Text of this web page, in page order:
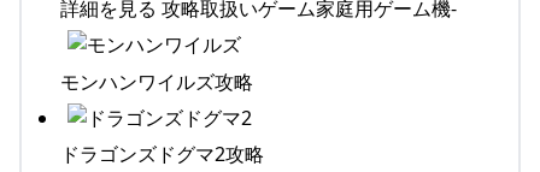
詳細を見る 攻略取扱いゲーム家庭用ゲーム機-
モンハンワイルズ攻略
ドラゴンズドグマ2攻略